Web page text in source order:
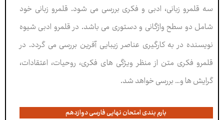
سه قلمرو زبانی، ادبی و فکری بررسی می شود. قلمرو زبانی خود
شامل دو سطح واژگانی و دستوری می باشد. در قلمرو ادبی شیوه
نویسنده در به کارگیری عناصر زیبایی آفرین بررسی می گردد. در
قلمرو فکری متن از منظر ویژگی های فکری، روحیات، اعتقادات،
گرایش ها و… بررسی خواهد شد.
بارم بندی امتحان نهایی فارسی دوازدهم